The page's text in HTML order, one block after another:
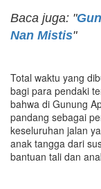
Baca juga: "
Nan Mistis"
Total waktu yang
bagi para pendaki
bahwa di Gunung
pandang sebagai
keseluruhan jalan
anak tangga dari
bantuan tali dan